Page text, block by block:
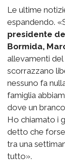
Le ultime
espandendo.
presidente
Bormida,
allevamenti del
scorrazzano
nessuno fa
famiglia
dove un
Ho chiamato i
detto che
tra una
tutto».